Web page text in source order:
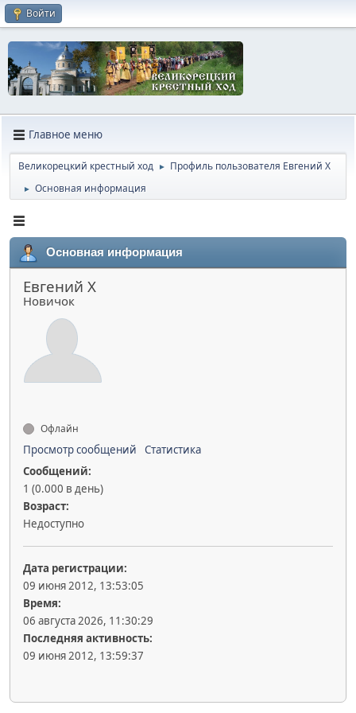
Войти
Главное меню
Великорецкий крестный ход ► Профиль пользователя Евгений Х
► Основная информация
Основная информация
Евгений Х
Новичок
Офлайн
Просмотр сообщений
Статистика
Сообщений:
1 (0.000 в день)
Возраст:
Недоступно
Дата регистрации:
09 июня 2012, 13:53:05
Время:
06 августа 2026, 11:30:29
Последняя активность:
09 июня 2012, 13:59:37